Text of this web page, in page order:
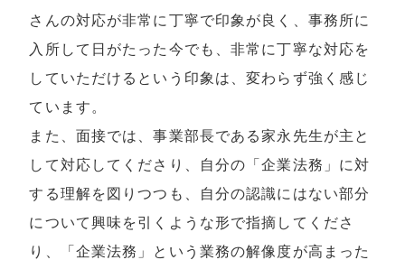
さんの対応が非常に丁寧で印象が良く、事務所に
入所して日がたった今でも、非常に丁寧な対応を
していただけるという印象は、変わらず強く感じ
ています。
また、面接では、事業部長である家永先生が主と
して対応してくださり、自分の「企業法務」に対
する理解を図りつつも、自分の認識にはない部分
について興味を引くような形で指摘してくださ
り、「企業法務」という業務の解像度が高まった